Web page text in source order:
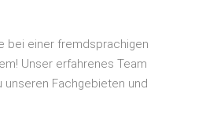
bei einer fremdsprachigen
Unser erfahrenes Team
unseren Fachgebieten und